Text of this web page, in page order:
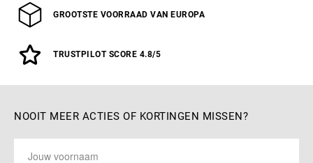
GROOTSTE VOORRAAD VAN EUROPA
TRUSTPILOT SCORE 4.8/5
NOOIT MEER ACTIES OF KORTINGEN MISSEN?